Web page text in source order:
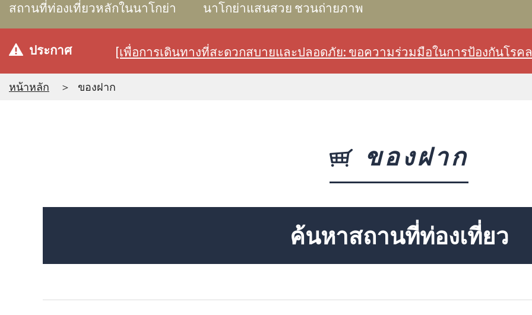
สถานที่ท่องเที่ยวหลักในนาโกย่า นาโกย่าแสนสวย ชวนถ่ายภาพ
ประกาศ [เพื่อการเดินทางที่สะดวกสบายและปลอดภัย: ขอความร่วมมือในการป้องกันโรค
หน้าหลัก ของฝาก
ของฝาก
ค้นหาสถานที่ท่องเที่ยว